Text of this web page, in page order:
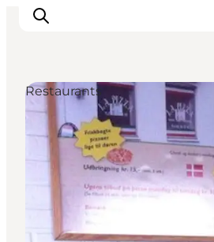
Inspiration
Regionen
Erlebnisse
Unterkünfte
Reiseplanung
Restaurants